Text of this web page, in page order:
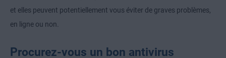
et elles peuvent potentiellement vous éviter de graves problèmes,
en ligne ou non.
Procurez-vous un bon antivirus